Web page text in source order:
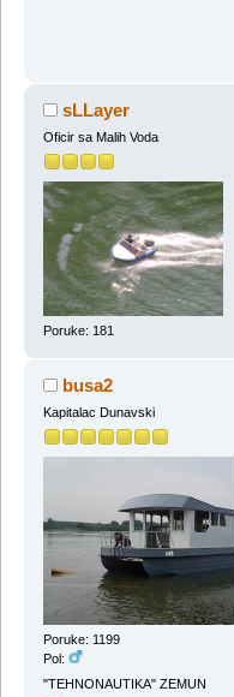
sLLayer
Oficir sa Malih Voda
Poruke: 181
busa2
Kapitalac Dunavski
Poruke: 1199
Pol:
"TEHNONAUTIKA" ZEMUN